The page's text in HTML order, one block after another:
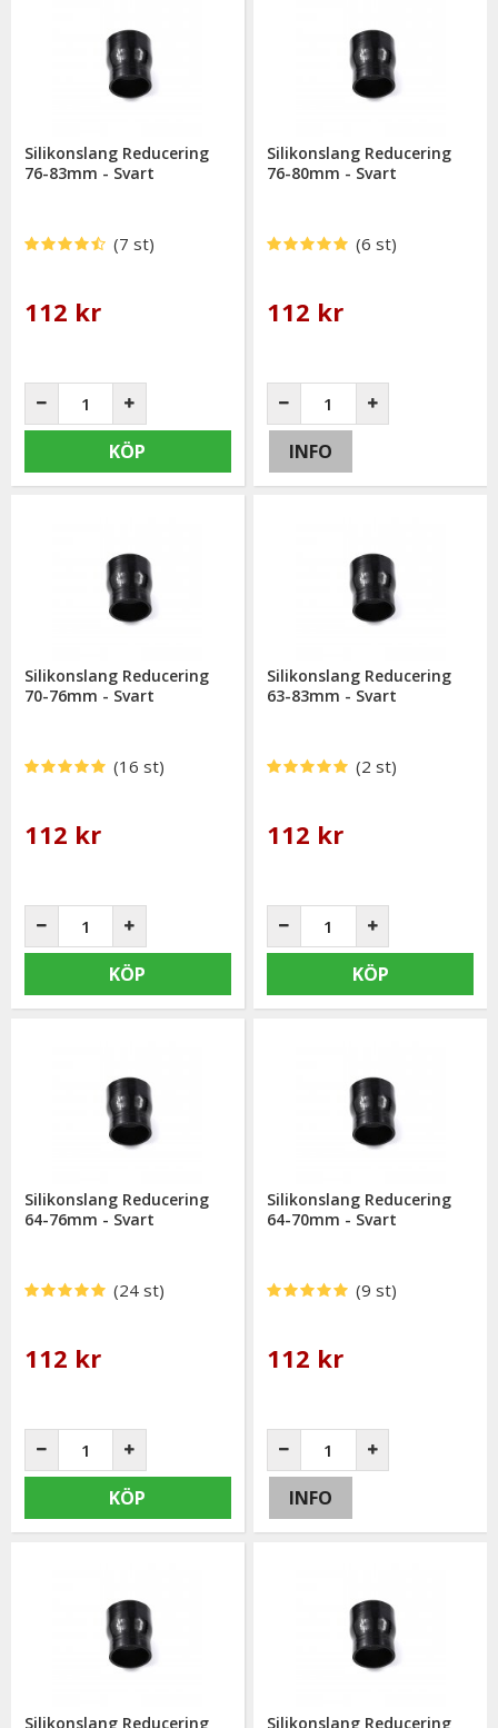
Silikonslang Reducering
76-83mm - Svart
(7 st)
112 kr
KÖP
Silikonslang Reducering
76-80mm - Svart
(6 st)
112 kr
INFO
Silikonslang Reducering
70-76mm - Svart
(16 st)
112 kr
KÖP
Silikonslang Reducering
63-83mm - Svart
(2 st)
112 kr
KÖP
Silikonslang Reducering
64-76mm - Svart
(24 st)
112 kr
KÖP
Silikonslang Reducering
64-70mm - Svart
(9 st)
112 kr
INFO
Silikonslang Reducering
Silikonslang Reducering